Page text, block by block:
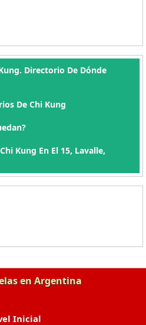
Directorio De Dónde
De Chi Kung
Kung En El 15, Lavalle,
en Argentina
Inicial